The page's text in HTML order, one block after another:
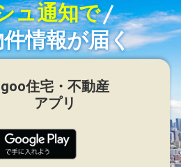
ュ通知で
情報が届く
goo住宅・不動産
アプリ